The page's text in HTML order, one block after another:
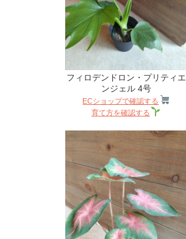
フィロデンドロン・プリティエ
ンジェル 4号
ECショップで確認する
育て方を確認する